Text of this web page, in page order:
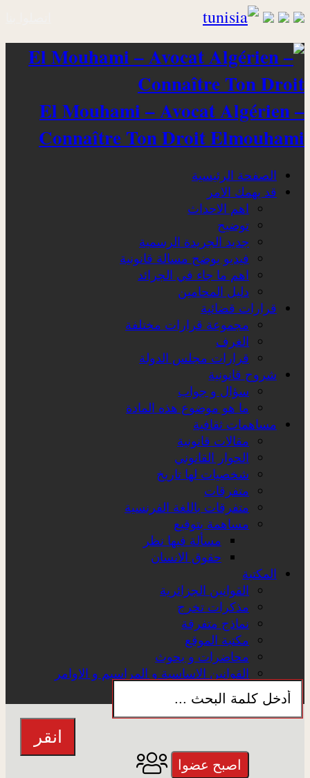
El Mouhami – Avocat Algérien –
Connaître Ton Droit Elmouhami
الصفحة الرئيسية
قد يهمك الامر
اهم الاحداث
توضيح
جديد الجريدة الرسمية
فيديو يوضح مسالة قانونية
اهم ما جاء في الجرائد
دليل المحامين
قرارات قضائية
مجموعة قرارات مختلفة
الغرف
قرارات مجلس الدولة
شروح قانونية
سؤال و جواب
ما هو موضوع هذه المادة
مساهمات ثقافية
مقالات قانونية
الحوار القانوني
شخصيات لها تاريخ
متفرقات
متفرقات باللغة الفرنسية
مساهمة بتوقيع
مسألة فيها نظر
حقوق الانسان
المكتبة
القوانين الجزائرية
مذكرات تخرج
نماذج متفرقة
مكتبة الموقع
محاضرات و بحوث
القوانين الاساسية و المراسيم و الاوامر
تعريف الموقع
عن الموقع
انقر
اصبح عضوا